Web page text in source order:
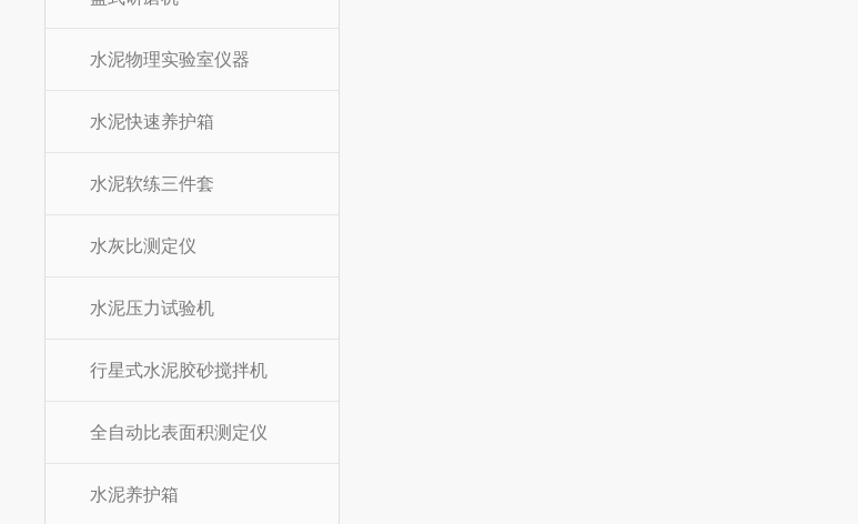
水泥物理实验室仪器
水泥快速养护箱
水泥软练三件套
水灰比测定仪
水泥压力试验机
行星式水泥胶砂搅拌机
全自动比表面积测定仪
水泥养护箱